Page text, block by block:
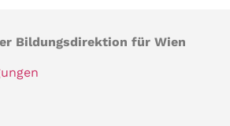
Bildungsdirektion für Wien